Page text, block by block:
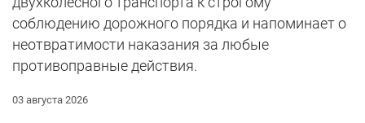
соблюдению дорожного порядка и напоминает о
неотвратимости наказания за любые
противоправные действия.
03 августа 2026